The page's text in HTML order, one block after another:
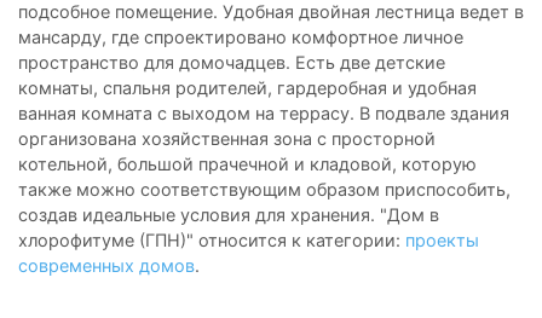
подсобное помещение. Удобная двойная лестница ведет в
мансарду, где спроектировано комфортное личное
пространство для домочадцев. Есть две детские
комнаты, спальня родителей, гардеробная и удобная
ванная комната с выходом на террасу. В подвале здания
организована хозяйственная зона с просторной
котельной, большой прачечной и кладовой, которую
также можно соответствующим образом приспособить,
создав идеальные условия для хранения. "Дом в
хлорофитуме (ГПН)" относится к категории: проекты
современных домов.